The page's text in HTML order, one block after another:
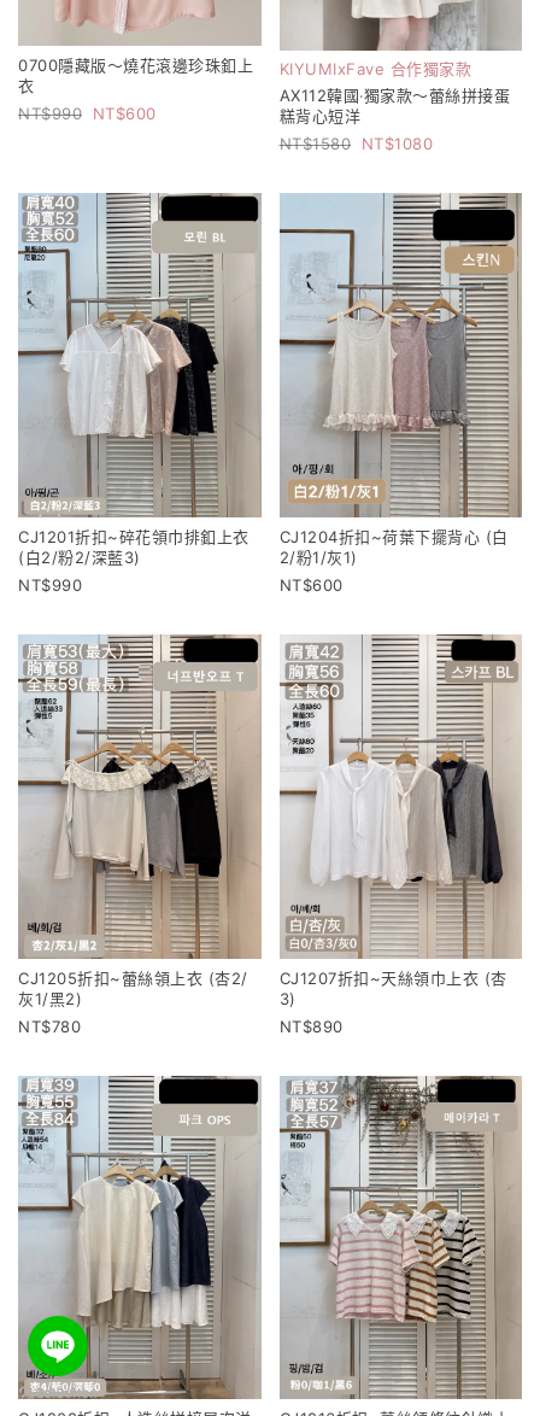
0700隱藏版～燒花滾邊珍珠釦上
衣
990
600
KIYUMIxFave 合作獨家款
AX112韓國‧獨家款～蕾絲拼接蛋
糕背心短洋
1580
1080
CJ1201折扣~碎花領巾排釦上衣
(白2/粉2/深藍3)
990
CJ1204折扣~荷葉下擺背心 (白
2/粉1/灰1)
600
CJ1205折扣~蕾絲領上衣 (杏2/
灰1/黑2)
780
CJ1207折扣~天絲領巾上衣 (杏
3)
890